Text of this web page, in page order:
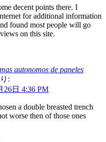
decent points there. I
for additional information
found most people will go
on this site.
autonomos de paneles
:
26日 4:36 PM
a double breasted trench
worse then of those ones